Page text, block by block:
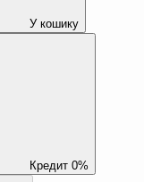
У кошику
Кредит 0%